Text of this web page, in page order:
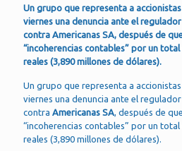
Un grupo que representa a
viernes una denuncia ante el
contra Americanas SA, después de
“incoherencias contables” por un
reales (3,890 millones de dólares).
Un grupo que representa a
viernes una denuncia ante el
contra Americanas SA, después de
“incoherencias contables” por un total
reales (3,890 millones de dólares).